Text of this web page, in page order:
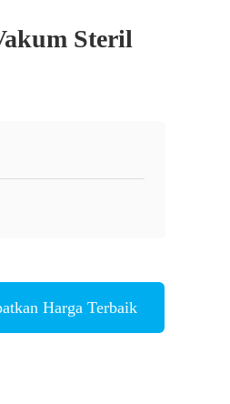
Steril
Harga Terbaik